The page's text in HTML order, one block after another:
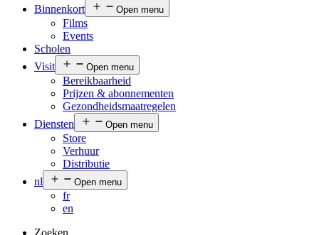
Binnenkort
Open menu
Films
Events
Scholen
Visit
Open menu
Bereikbaarheid
Prijzen & abonnementen
Gezondheidsmaatregelen
Diensten
Open menu
Store
Verhuur
Distributie
nl
Open menu
fr
en
Zoeken…